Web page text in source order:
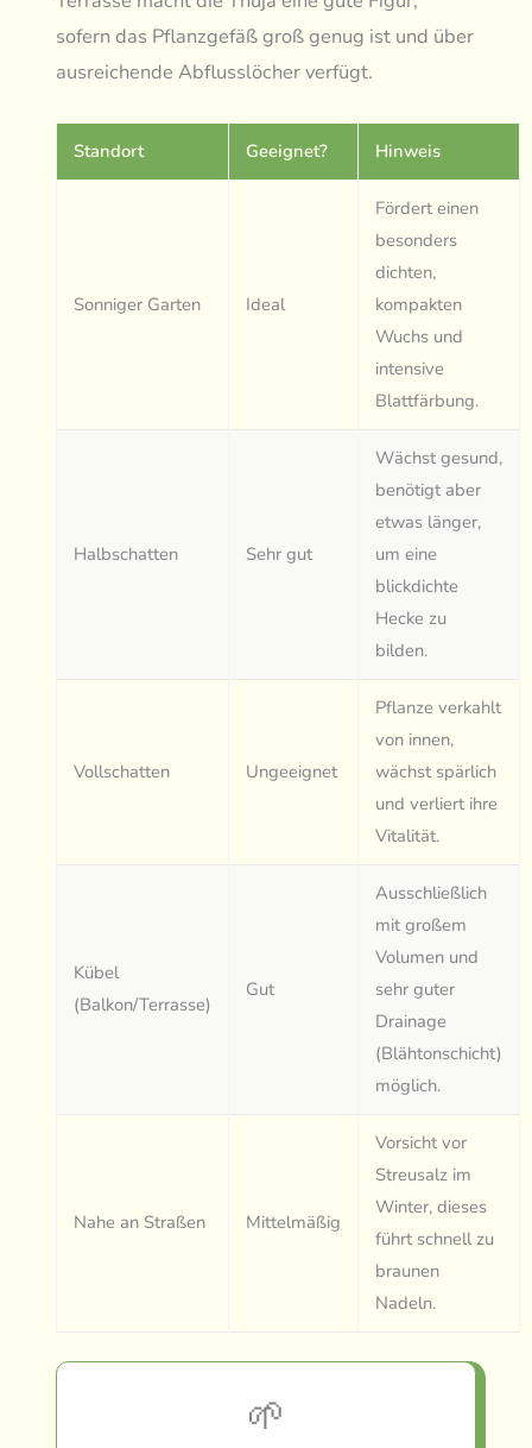
sofern das Pflanzgefäß groß genug ist und über
ausreichende Abflusslöcher verfügt.
Standort Geeignet? Hinweis
Sonniger Garten Ideal
Fördert einen
besonders
dichten,
kompakten
Wuchs und
intensive
Blattfärbung.
Halbschatten Sehr gut
Wächst gesund,
benötigt aber
etwas länger,
um eine
blickdichte
Hecke zu
bilden.
Vollschatten Ungeeignet
Pflanze verkahlt
von innen,
wächst spärlich
und verliert ihre
Vitalität.
Kübel
(Balkon/Terrasse)
Gut
Ausschließlich
mit großem
Volumen und
sehr guter
Drainage
(Blähtonschicht)
möglich.
Nahe an Straßen Mittelmäßig
Vorsicht vor
Streusalz im
Winter, dieses
führt schnell zu
braunen
Nadeln.
🌱